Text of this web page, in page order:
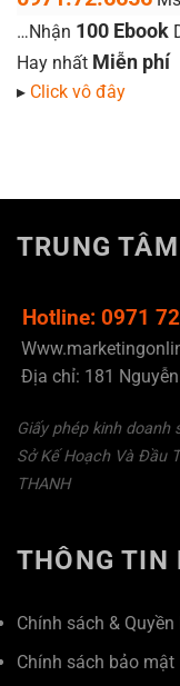
…Nhận 100 Ebook
Hay nhất Miễn phí
▸ Click vô đây
TRUNG
Hotline: 0971
Địa chỉ: 181
Giấy phép kinh
Sở Kế Hoạch Và Đầu
THANH
THÔNG TIN
Chính sách &
Chính sách bảo mật